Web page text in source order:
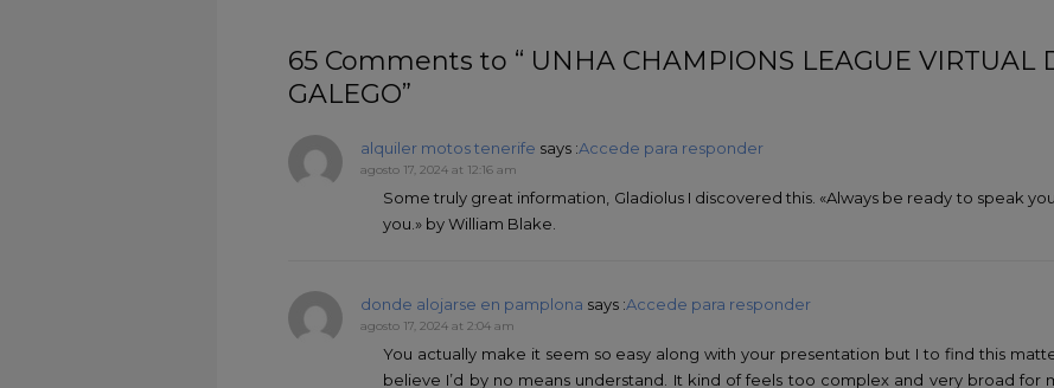
65 Comments to “ UNHA CHAMPIONS LEAGUE VIRTUAL
GALEGO”
alquiler motos tenerife says :Accede para responder
agosto 17, 2024 at 12:16 am
Some truly great information, Gladiolus I discovered this. «Always be ready to speak
you.» by William Blake.
donde alojarse en pamplona says :Accede para responder
agosto 17, 2024 at 2:04 am
You actually make it seem so easy along with your presentation but I to find this
believe I’d by no means understand. It kind of feels too complex and very broad for